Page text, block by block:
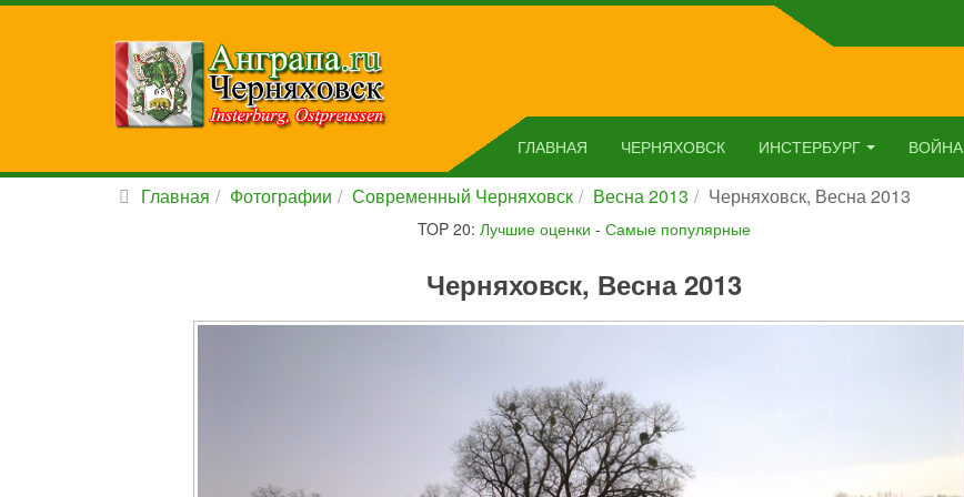
ГЛАВНАЯ ЧЕРНЯХОВСК ИНСТЕРБУРГ ВОЙНА
Главная Фотографии Современный Черняховск Весна 2013 Черняховск, Весна 2013
TOP 20: Лучшие оценки - Самые популярные
Черняховск, Весна 2013